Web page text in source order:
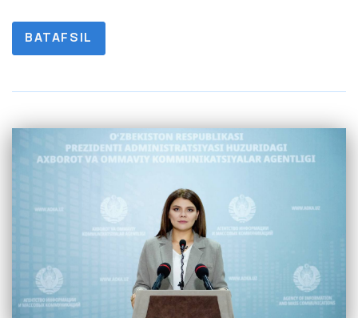
qator penitensiar muassasalarga monitoring
tashriflari amalga oshirildi. Jarayonlarda OAV vakillari
BATAFSIL